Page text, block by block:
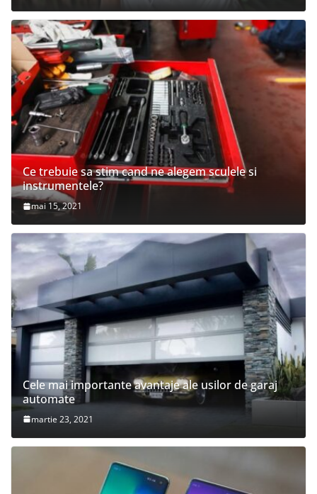
Ce trebuie sa stim cand ne alegem sculele si
instrumentele?
mai 15, 2021
Cele mai importante avantaje ale usilor de garaj
automate
martie 23, 2021